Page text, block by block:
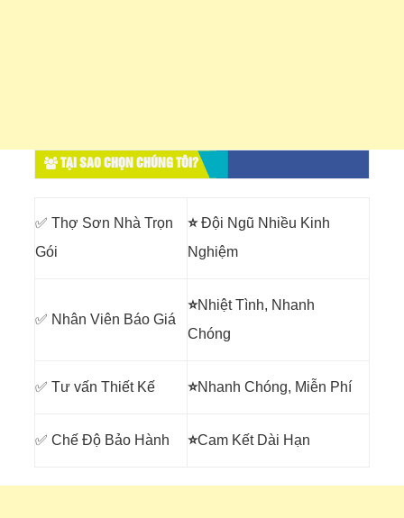
TẠI SAO CHỌN CHÚNG TÔI?
✅ Thợ Sơn Nhà Trọn
Gói
⭐Đội Ngũ Nhiều Kinh
Nghiệm
✅ Nhân Viên Báo Giá
⭐Nhiệt Tình, Nhanh
Chóng
✅ Tư vấn Thiết Kế ⭐Nhanh Chóng, Miễn Phí
✅ Chế Độ Bảo Hành ⭐Cam Kết Dài Hạn